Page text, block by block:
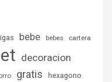
bebe bebes cartera
decoracion
gratis hexagono